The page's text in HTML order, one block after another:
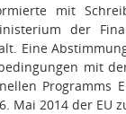
mit
der
Eine
mit
Programms
Mai 2014 der EU